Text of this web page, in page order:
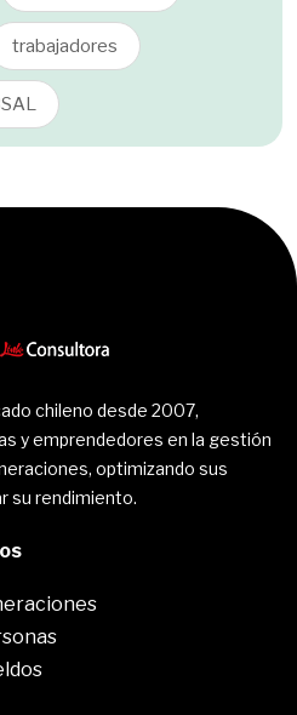
trabajadores
chileno desde 2007,
y emprendedores en la gestión
optimizando sus
su rendimiento.